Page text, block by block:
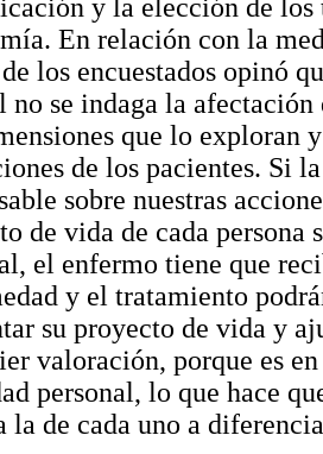
y la elección de
En relación con la
los encuestados opinó
no se indaga la
que lo exploran
de los pacientes. Si
sobre nuestras
de vida de cada persona
el enfermo tiene que
y el tratamiento
su proyecto de vida y
valoración, porque es
personal, lo que hace
la de cada uno a